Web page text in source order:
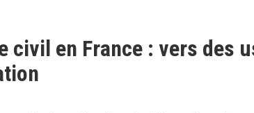
civil en France : vers des